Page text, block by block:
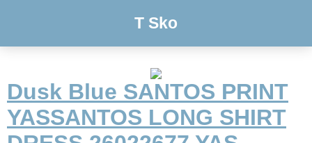
T Sko
Dusk Blue SANTOS PRINT
YASSANTOS LONG SHIRT